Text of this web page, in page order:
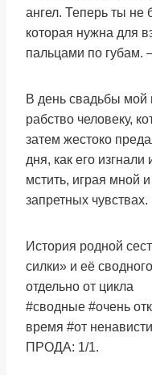
ангел. Теперь ты не
которая нужна для
пальцами по губам.
В день свадьбы мой
рабство человеку,
затем жестоко
дня, как его
мстить, играя мной
запретных
История родной
силки» и её
отдельно от цикла
#сводные #очень
время #от
ПРОДА: 1/1.